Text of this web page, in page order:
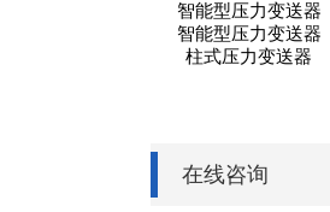
智能型压力变送器
智能型压力变送器
柱式压力变送器
在线咨询